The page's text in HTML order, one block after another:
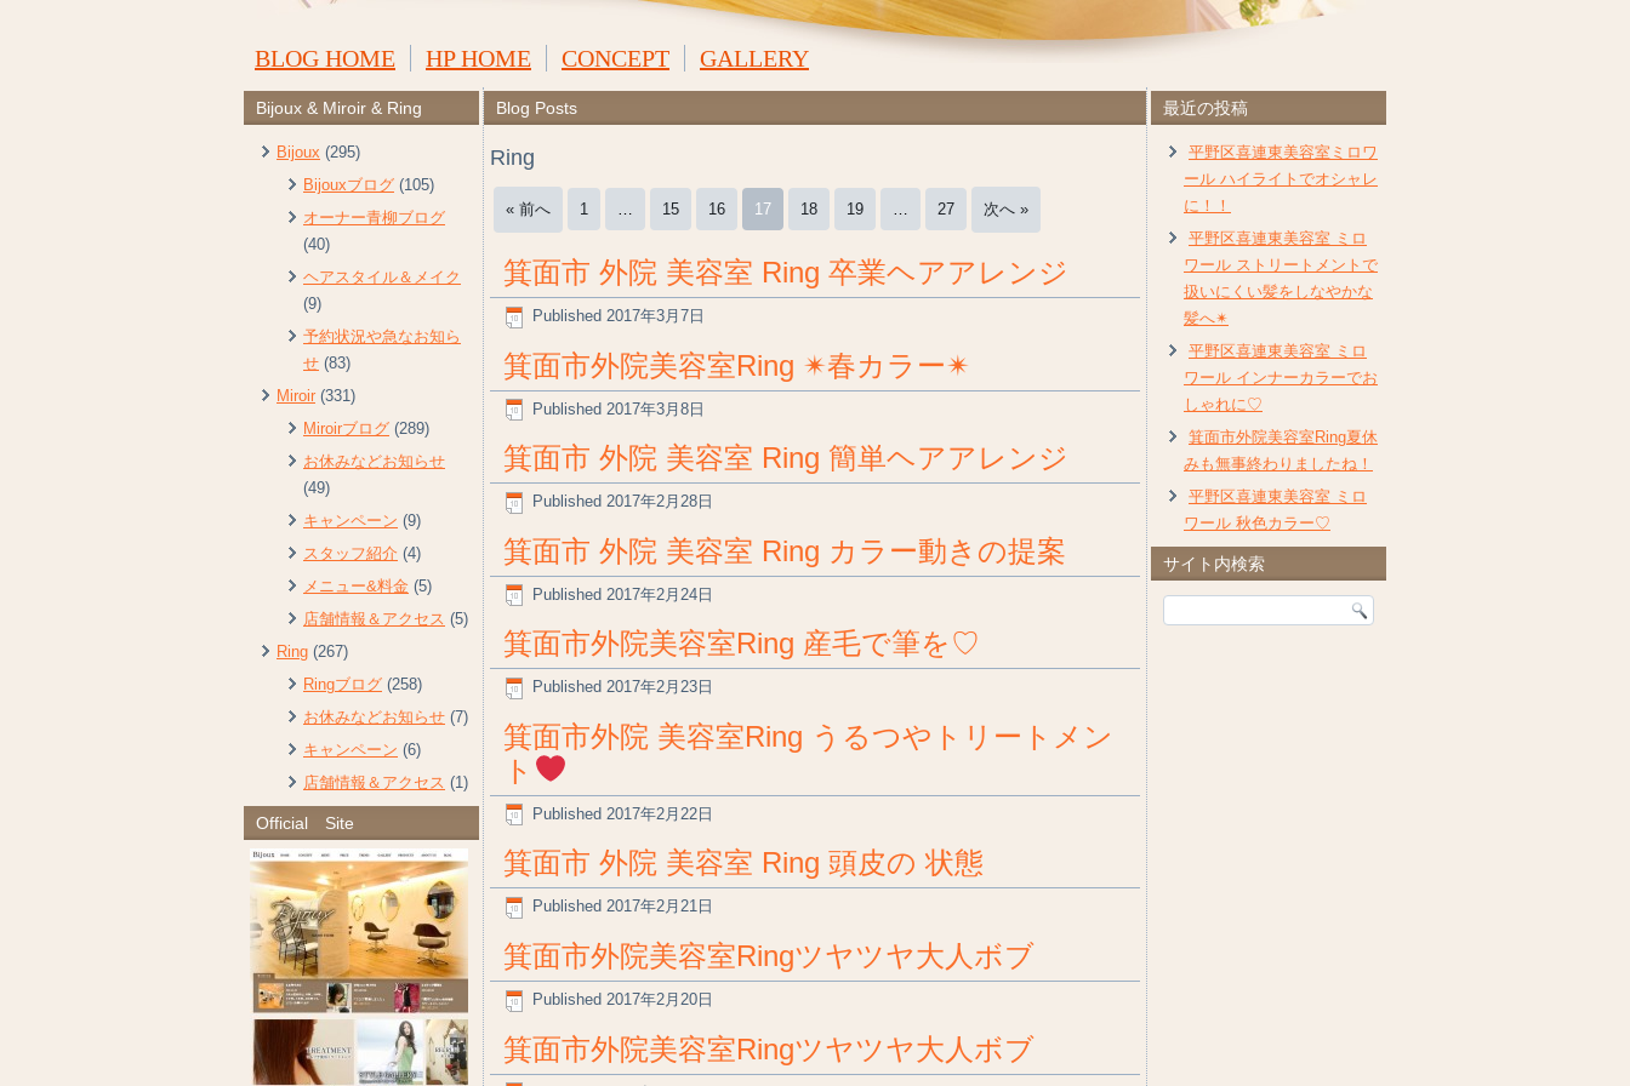
BLOG HOME HP HOME CONCEPT GALLERY
Bijoux & Miroir & Ring
Bijoux (295)
Bijouxブログ (105)
オーナー青柳ブログ
(40)
ヘアスタイル＆メイク
(9)
予約状況や急なお知ら
せ (83)
Miroir (331)
Miroirブログ (289)
お休みなどお知らせ
(49)
キャンペーン (9)
スタッフ紹介 (4)
メニュー&料金 (5)
店舗情報＆アクセス (5)
Ring (267)
Ringブログ (258)
お休みなどお知らせ (7)
キャンペーン (6)
店舗情報＆アクセス (1)
Official Site
Blog Posts
Ring
« 前へ 1 … 15 16 17 18 19 … 27 次へ »
箕面市 外院 美容室 Ring 卒業ヘアアレンジ
Published 2017年3月7日
箕面市外院美容室Ring ✴︎春カラー✴︎
Published 2017年3月8日
箕面市 外院 美容室 Ring 簡単ヘアアレンジ
Published 2017年2月28日
箕面市 外院 美容室 Ring カラー動きの提案
Published 2017年2月24日
箕面市外院美容室Ring 産毛で筆を♡
Published 2017年2月23日
箕面市外院 美容室Ring うるつやトリートメン
ト
Published 2017年2月22日
箕面市 外院 美容室 Ring 頭皮の 状態
Published 2017年2月21日
箕面市外院美容室Ringツヤツヤ大人ボブ
Published 2017年2月20日
箕面市外院美容室Ringツヤツヤ大人ボブ
最近の投稿
平野区喜連東美容室ミロワ
ール ハイライトでオシャレ
に！！
平野区喜連東美容室 ミロ
ワール ストリートメントで
扱いにくい髪をしなやかな
髪へ✴︎
平野区喜連東美容室 ミロ
ワール インナーカラーでお
しゃれに♡
箕面市外院美容室Ring夏休
みも無事終わりましたね！
平野区喜連東美容室 ミロ
ワール 秋色カラー♡
サイト内検索